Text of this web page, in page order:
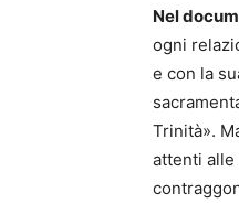
Nel
ogni
e con la
Trinità».
attenti alle